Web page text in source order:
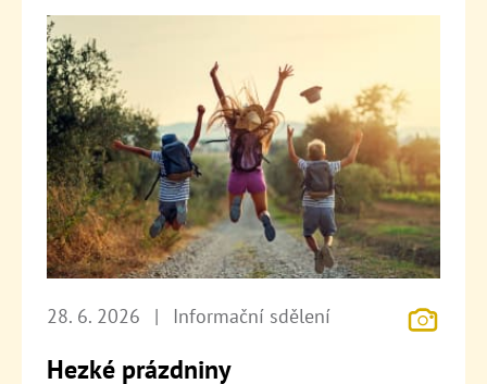
28. 6. 2026 | Informační sdělení
Hezké prázdniny